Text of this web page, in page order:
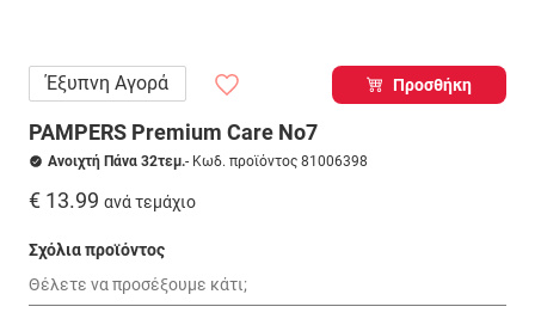
Έξυπνη Αγορά Προσθήκη
PAMPERS Premium Care No7
Ανοιχτή Πάνα 32τεμ.- Κωδ. προϊόντος 81006398
€ 13.99 ανά τεμάχιο
Σχόλια προϊόντος